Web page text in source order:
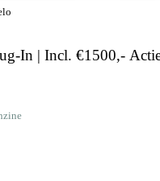
In | Incl. €1500,-